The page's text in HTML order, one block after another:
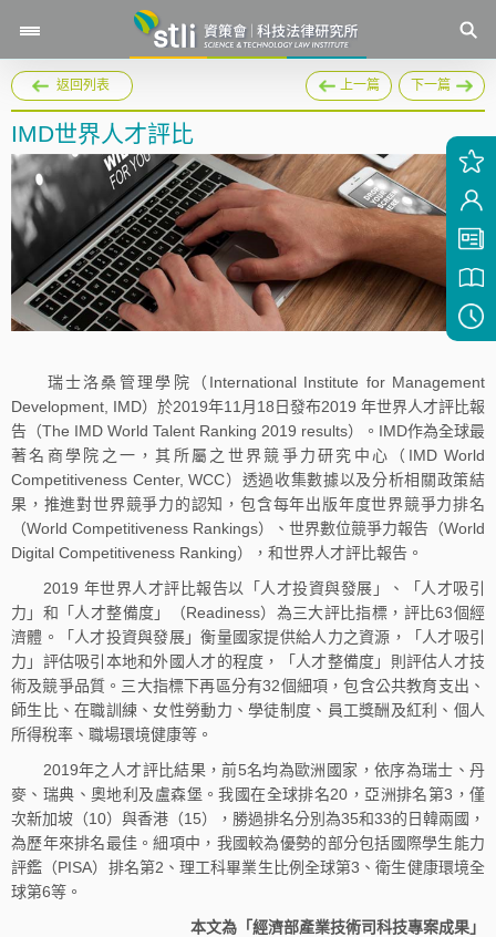
返回列表 上一篇 下一篇
IMD世界人才評比
瑞士洛桑管理學院（International Institute for Management
Development, IMD）於2019年11月18日發布2019 年世界人才評比報
告（The IMD World Talent Ranking 2019 results）。IMD作為全球最
著名商學院之一，其所屬之世界競爭力研究中心（IMD World
Competitiveness Center, WCC）透過收集數據以及分析相關政策結
果，推進對世界競爭力的認知，包含每年出版年度世界競爭力排名
（World Competitiveness Rankings）、世界數位競爭力報告（World
Digital Competitiveness Ranking），和世界人才評比報告。
2019 年世界人才評比報告以「人才投資與發展」、「人才吸引
力」和「人才整備度」（Readiness）為三大評比指標，評比63個經
濟體。「人才投資與發展」衡量國家提供給人力之資源，「人才吸引
力」評估吸引本地和外國人才的程度，「人才整備度」則評估人才技
術及競爭品質。三大指標下再區分有32個細項，包含公共教育支出、
師生比、在職訓練、女性勞動力、學徒制度、員工獎酬及紅利、個人
所得稅率、職場環境健康等。
2019年之人才評比結果，前5名均為歐洲國家，依序為瑞士、丹
麥、瑞典、奧地利及盧森堡。我國在全球排名20，亞洲排名第3，僅
次新加坡（10）與香港（15），勝過排名分別為35和33的日韓兩國，
為歷年來排名最佳。細項中，我國較為優勢的部分包括國際學生能力
評鑑（PISA）排名第2、理工科畢業生比例全球第3、衛生健康環境全
球第6等。
本文為「經濟部產業技術司科技專案成果」